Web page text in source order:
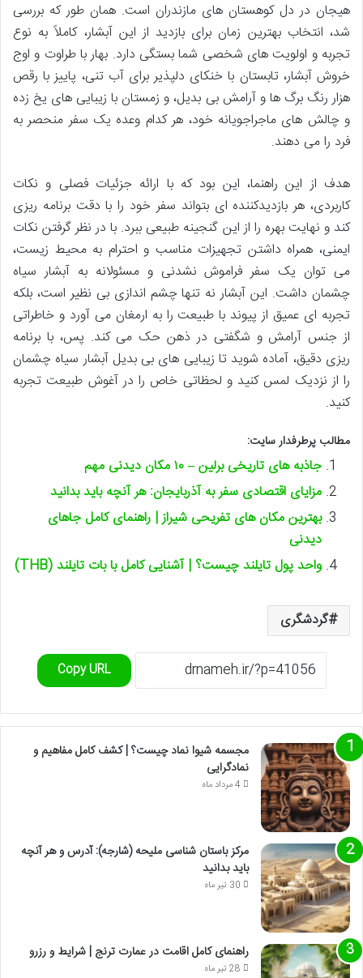
هیجان در دل کوهستان های مازندران است. همان طور که بررسی
شد، انتخاب بهترین زمان برای بازدید از این آبشار، کاملاً به نوع
تجربه و اولویت های شخصی شما بستگی دارد. بهار با طراوت و اوج
خروش آبشار، تابستان با خنکای دلپذیر برای آب تنی، پاییز با رقص
هزار رنگ برگ ها و آرامش بی بدیل، و زمستان با زیبایی های یخ زده
و چالش های ماجراجویانه خود، هر کدام وعده یک سفر منحصر به
فرد را می دهند.
هدف از این راهنما، این بود که با ارائه جزئیات فصلی و نکات
کاربردی، هر بازدیدکننده ای بتواند سفر خود را با دقت برنامه ریزی
کند و نهایت بهره را از این گنجینه طبیعی ببرد. با در نظر گرفتن نکات
ایمنی، همراه داشتن تجهیزات مناسب و احترام به محیط زیست،
می توان یک سفر فراموش نشدنی و مسئولانه به آبشار سیاه
چشمان داشت. این آبشار نه تنها چشم اندازی بی نظیر است، بلکه
تجربه ای عمیق از پیوند با طبیعت را به ارمغان می آورد و خاطراتی
از جنس آرامش و شگفتی در ذهن حک می کند. پس، با برنامه
ریزی دقیق، آماده شوید تا زیبایی های بی بدیل آبشار سیاه چشمان
را از نزدیک لمس کنید و لحظاتی خاص را در آغوش طبیعت تجربه
کنید.
مطالب پرطرفدار سایت:
جاذبه های تاریخی برلین – ۱۰ مکان دیدنی مهم
مزایای اقتصادی سفر به آذربایجان: هر آنچه باید بدانید
بهترین مکان های تفریحی شیراز | راهنمای کامل جاهای
دیدنی
واحد پول تایلند چیست؟ | آشنایی کامل با بات تایلند (THB)
گردشگری
Copy URL
مجسمه شیوا نماد چیست؟ | کشف کامل مفاهیم و
نمادگرایی
4 مرداد ماه
مرکز باستان شناسی ملیحه (شارجه): آدرس و هر آنچه
باید بدانید
30 تیر ماه
راهنمای کامل اقامت در عمارت ترنج | شرایط و رزرو
28 تیر ماه